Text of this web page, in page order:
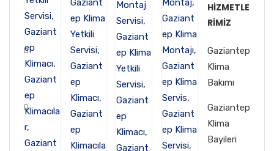
HIZMETLE
RIMIZ
Gaziantep
Klima
Bakımı
Gaziantep
Klima
Bayileri